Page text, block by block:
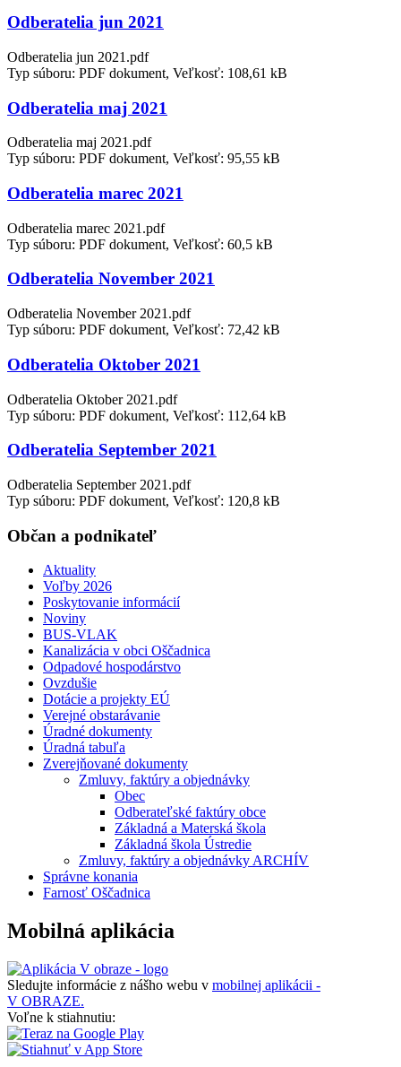
Odberatelia jun 2021
Odberatelia jun 2021.pdf
Typ súboru: PDF dokument, Veľkosť: 108,61 kB
Odberatelia maj 2021
Odberatelia maj 2021.pdf
Typ súboru: PDF dokument, Veľkosť: 95,55 kB
Odberatelia marec 2021
Odberatelia marec 2021.pdf
Typ súboru: PDF dokument, Veľkosť: 60,5 kB
Odberatelia November 2021
Odberatelia November 2021.pdf
Typ súboru: PDF dokument, Veľkosť: 72,42 kB
Odberatelia Oktober 2021
Odberatelia Oktober 2021.pdf
Typ súboru: PDF dokument, Veľkosť: 112,64 kB
Odberatelia September 2021
Odberatelia September 2021.pdf
Typ súboru: PDF dokument, Veľkosť: 120,8 kB
Občan a podnikateľ
Aktuality
Voľby 2026
Poskytovanie informácií
Noviny
BUS-VLAK
Kanalizácia v obci Oščadnica
Odpadové hospodárstvo
Ovzdušie
Dotácie a projekty EÚ
Verejné obstarávanie
Úradné dokumenty
Úradná tabuľa
Zverejňované dokumenty
Zmluvy, faktúry a objednávky
Obec
Odberateľské faktúry obce
Základná a Materská škola
Základná škola Ústredie
Zmluvy, faktúry a objednávky ARCHÍV
Správne konania
Farnosť Oščadnica
Mobilná aplikácia
Sledujte informácie z nášho webu v mobilnej aplikácii -
V OBRAZE.
Voľne k stiahnutiu: